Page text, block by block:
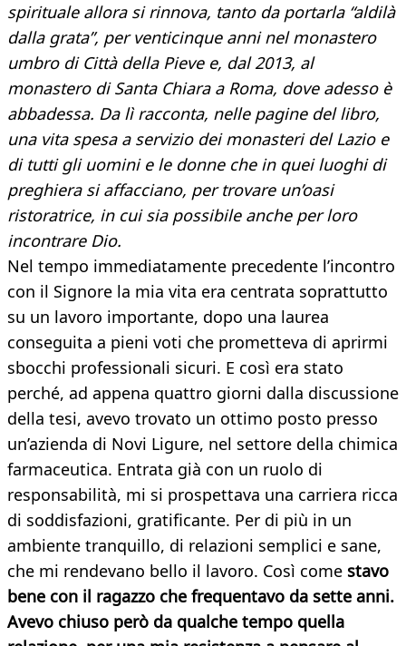
spirituale allora si rinnova, tanto da portarla “aldilà
dalla grata”, per venticinque anni nel monastero
umbro di Città della Pieve e, dal 2013, al
monastero di Santa Chiara a Roma, dove adesso è
abbadessa. Da lì racconta, nelle pagine del libro,
una vita spesa a servizio dei monasteri del Lazio e
di tutti gli uomini e le donne che in quei luoghi di
preghiera si affacciano, per trovare un’oasi
ristoratrice, in cui sia possibile anche per loro
incontrare Dio.
Nel tempo immediatamente precedente l’incontro
con il Signore la mia vita era centrata soprattutto
su un lavoro importante, dopo una laurea
conseguita a pieni voti che prometteva di aprirmi
sbocchi professionali sicuri. E così era stato
perché, ad appena quattro giorni dalla discussione
della tesi, avevo trovato un ottimo posto presso
un’azienda di Novi Ligure, nel settore della chimica
farmaceutica. Entrata già con un ruolo di
responsabilità, mi si prospettava una carriera ricca
di soddisfazioni, gratificante. Per di più in un
ambiente tranquillo, di relazioni semplici e sane,
che mi rendevano bello il lavoro. Così come stavo
bene con il ragazzo che frequentavo da sette anni.
Avevo chiuso però da qualche tempo quella